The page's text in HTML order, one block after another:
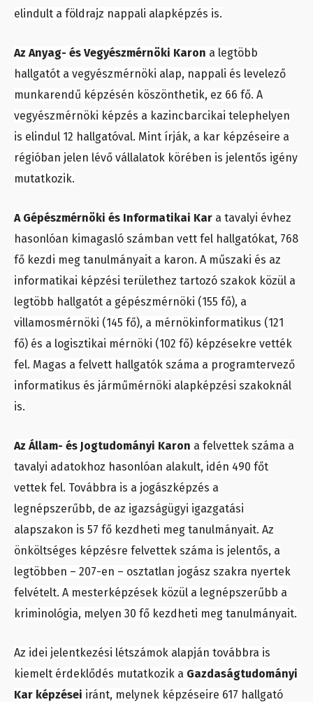
elindult a földrajz nappali alapképzés is.
Az Anyag- és Vegyészmérnöki Karon a legtöbb
hallgatót a vegyészmérnöki alap, nappali és levelező
munkarendű képzésén köszönthetik, ez 66 fő. A
vegyészmérnöki képzés a kazincbarcikai telephelyen
is elindul 12 hallgatóval. Mint írják, a kar képzéseire a
régióban jelen lévő vállalatok körében is jelentős igény
mutatkozik.
A Gépészmérnöki és Informatikai Kar a tavalyi évhez
hasonlóan kimagasló számban vett fel hallgatókat, 768
fő kezdi meg tanulmányait a karon. A műszaki és az
informatikai képzési területhez tartozó szakok közül a
legtöbb hallgatót a gépészmérnöki (155 fő), a
villamosmérnöki (145 fő), a mérnökinformatikus (121
fő) és a logisztikai mérnöki (102 fő) képzésekre vették
fel. Magas a felvett hallgatók száma a programtervező
informatikus és járműmérnöki alapképzési szakoknál
is.
Az Állam- és Jogtudományi Karon a felvettek száma a
tavalyi adatokhoz hasonlóan alakult, idén 490 főt
vettek fel. Továbbra is a jogászképzés a
legnépszerűbb, de az igazságügyi igazgatási
alapszakon is 57 fő kezdheti meg tanulmányait. Az
önköltséges képzésre felvettek száma is jelentős, a
legtöbben – 207-en – osztatlan jogász szakra nyertek
felvételt. A mesterképzések közül a legnépszerűbb a
kriminológia, melyen 30 fő kezdheti meg tanulmányait.
Az idei jelentkezési létszámok alapján továbbra is
kiemelt érdeklődés mutatkozik a Gazdaságtudományi
Kar képzései iránt, melynek képzéseire 617 hallgató